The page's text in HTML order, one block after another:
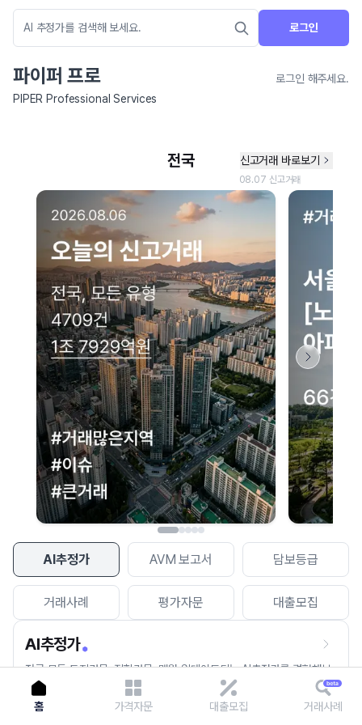
로그인
파이퍼 프로
로그인 해주세요.
PIPER Professional Services
AI추정가 AVM 보고서 담보등급
거래사례 평가자문 대출모집
AI추정가
전국 모든 토지건물, 집합건물, 매월 업데이트되는 AI추정가를 경험해보
세요.
네이버 지도 연결 안내
현재 네이버 지도 연결이 원활하지 않아 지도를 불러올 수 없습니다.
이용에 불편을 드려 죄송합니다.
다시 시도
홈 가격자문 대출모집 거래사례